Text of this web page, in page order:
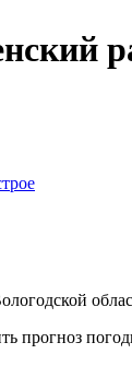
прогноз